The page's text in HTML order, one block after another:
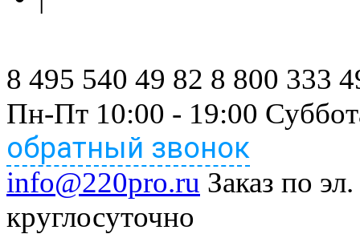
8 495 540 49 82 8 800 333
Пн-Пт 10:00 - 19:00
обратный звонок
info@220pro.ru Заказ по
круглосуточно